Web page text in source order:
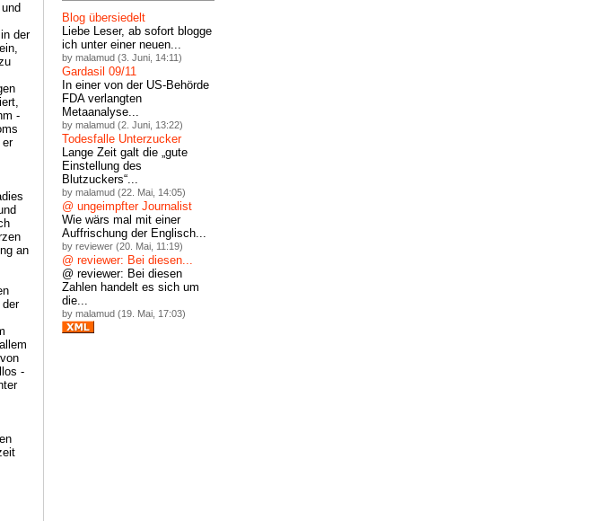
der
-
er
an
-
Blog übersiedelt
Liebe Leser, ab sofort blogge
ich unter einer neuen...
by malamud (3. Juni, 14:11)
Gardasil 09/11
In einer von der US-Behörde
FDA verlangten
Metaanalyse...
by malamud (2. Juni, 13:22)
Todesfalle Unterzucker
Lange Zeit galt die „gute
Einstellung des
Blutzuckers“...
by malamud (22. Mai, 14:05)
@ ungeimpfter Journalist
Wie wärs mal mit einer
Auffrischung der Englisch...
by reviewer (20. Mai, 11:19)
@ reviewer: Bei diesen...
@ reviewer: Bei diesen
Zahlen handelt es sich um
die...
by malamud (19. Mai, 17:03)